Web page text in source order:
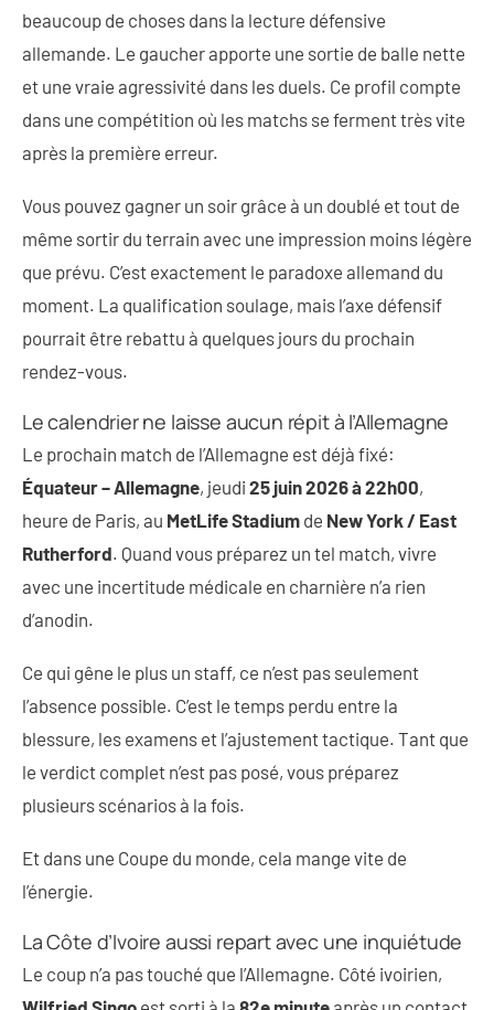
beaucoup de choses dans la lecture défensive
allemande. Le gaucher apporte une sortie de balle nette
et une vraie agressivité dans les duels. Ce profil compte
dans une compétition où les matchs se ferment très vite
après la première erreur.
Vous pouvez gagner un soir grâce à un doublé et tout de
même sortir du terrain avec une impression moins légère
que prévu. C’est exactement le paradoxe allemand du
moment. La qualification soulage, mais l’axe défensif
pourrait être rebattu à quelques jours du prochain
rendez-vous.
Le calendrier ne laisse aucun répit à l’Allemagne
Le prochain match de l’Allemagne est déjà fixé:
Équateur – Allemagne, jeudi 25 juin 2026 à 22h00,
heure de Paris, au MetLife Stadium de New York / East
Rutherford. Quand vous préparez un tel match, vivre
avec une incertitude médicale en charnière n’a rien
d’anodin.
Ce qui gêne le plus un staff, ce n’est pas seulement
l’absence possible. C’est le temps perdu entre la
blessure, les examens et l’ajustement tactique. Tant que
le verdict complet n’est pas posé, vous préparez
plusieurs scénarios à la fois.
Et dans une Coupe du monde, cela mange vite de
l’énergie.
La Côte d’Ivoire aussi repart avec une inquiétude
Le coup n’a pas touché que l’Allemagne. Côté ivoirien,